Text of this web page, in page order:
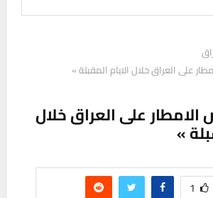
على العراق خلال الايام المقبلة »
على العراق خلال
»
1